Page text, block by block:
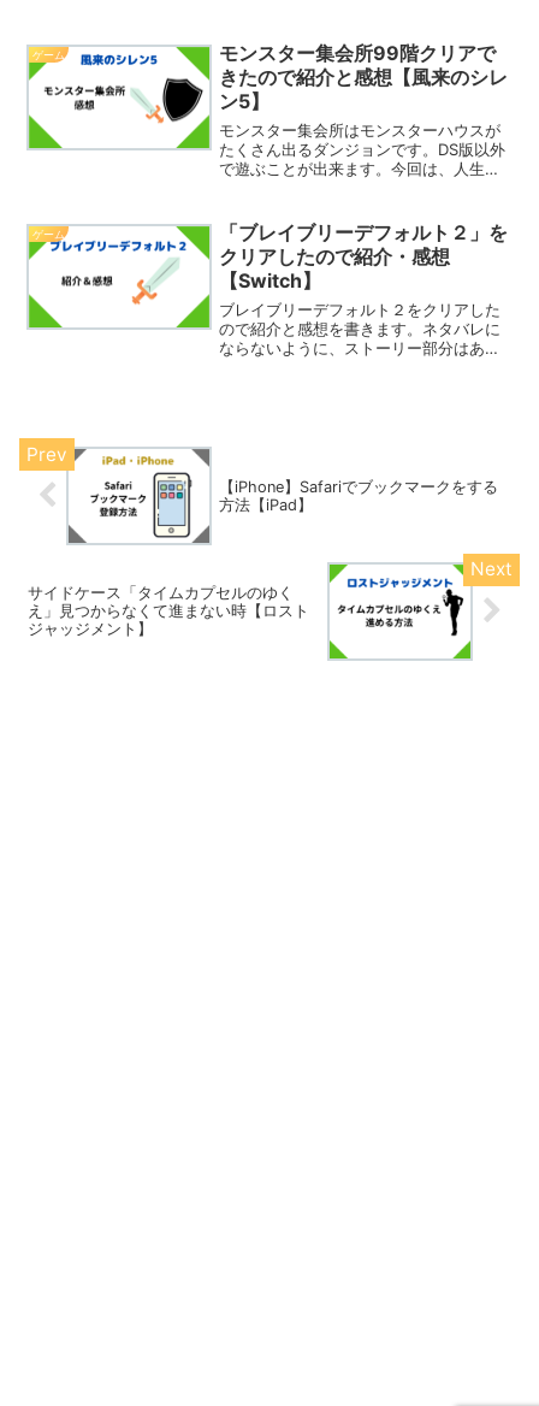
ります。そこで今回は、メインキャラク
ターのイベントが発生し...
ゲーム
モンスター集会所99階クリアで
きたので紹介と感想【風来のシレ
ン5】
モンスター集会所はモンスターハウスが
たくさん出るダンジョンです。DS版以外
で遊ぶことが出来ます。今回は、人生の
所の概要モンスター集会所は一の位が9の
階層は必ず「モンス...
ゲーム
「ブレイブリーデフォルト２」を
クリアしたので紹介・感想
【Switch】
ブレイブリーデフォルト２をクリアした
ので紹介と感想を書きます。ネタバレに
ならないように、ストーリー部分はあま
【iPhone】Safariでブックマークをする
方法【iPad】
サイドケース「タイムカプセルのゆく
え」見つからなくて進まない時【ロスト
ジャッジメント】